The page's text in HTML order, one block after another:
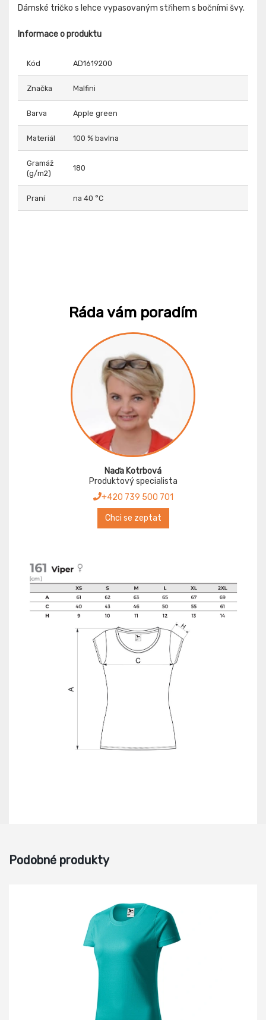
Dámské tričko s lehce vypasovaným střihem s bočními švy.
Informace o produktu
Kód AD1619200
Značka Malfini
Barva Apple green
Materiál 100 % bavlna
Gramáž
(g/m2)
180
Praní na 40 °C
Ráda vám poradím
Naďa Kotrbová
Produktový specialista
+420 739 500 701
Chci se zeptat
Podobné produkty